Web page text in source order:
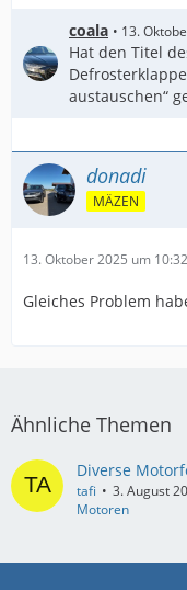
coala 13.
Hat den Titel
austauschen“
donadi
MÄZEN
13. Oktober 2025 um 10:32
Gleiches Problem
Ähnliche Themen
Diverse
tafi
3. August
Motoren